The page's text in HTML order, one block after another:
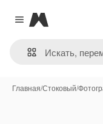
Close menu
Magnific
Главная/Стоковый/